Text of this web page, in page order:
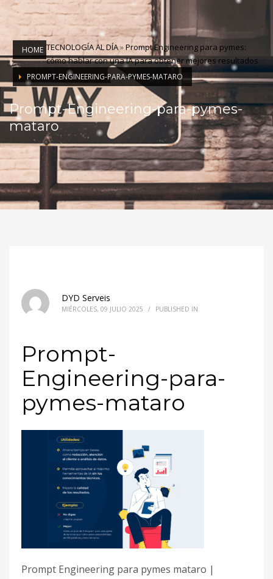
HOME TECNOLOGÍA AL DÍA»Prompt Engineering para pymes:
cómo hablar con una IA para obtener mejores resultados
PROMPT-ENGINEERING-PARA-PYMES-MATARO
Prompt-Engineering-para-pymes-
mataro
DYD Serveis
MIÉRCOLES, 09 JULIO 2025 / PUBLISHED IN
Prompt-
Engineering-para-
pymes-mataro
Prompt Engineering para pymes mataro |